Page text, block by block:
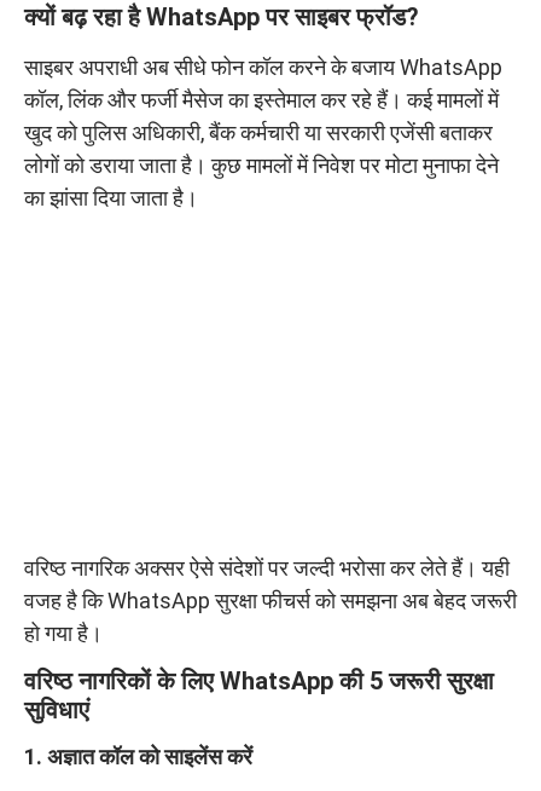
क्यों बढ़ रहा है WhatsApp पर साइबर फ्रॉड?
साइबर अपराधी अब सीधे फोन कॉल करने के बजाय WhatsApp
कॉल, लिंक और फर्जी मैसेज का इस्तेमाल कर रहे हैं। कई मामलों में
खुद को पुलिस अधिकारी, बैंक कर्मचारी या सरकारी एजेंसी बताकर
लोगों को डराया जाता है। कुछ मामलों में निवेश पर मोटा मुनाफा देने
का झांसा दिया जाता है।
वरिष्ठ नागरिक अक्सर ऐसे संदेशों पर जल्दी भरोसा कर लेते हैं। यही
वजह है कि WhatsApp सुरक्षा फीचर्स को समझना अब बेहद जरूरी
हो गया है।
वरिष्ठ नागरिकों के लिए WhatsApp की 5 जरूरी सुरक्षा
सुविधाएं
1. अज्ञात कॉल को साइलेंस करें